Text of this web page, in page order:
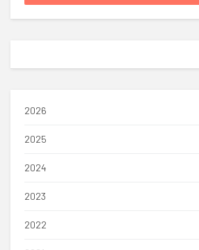
2026
2025
2024
2023
2022